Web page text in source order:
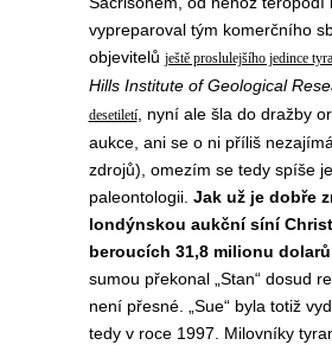
vypreparoval tým komerčního
objevitelů ještě proslulejšího jedince
Hills Institute of Geological
desetiletí, nyní ale šla do dražby
aukce, ani se o ni příliš
zdrojů), omezím se tedy spíše
paleontologii. Jak už je dobře
londýnskou aukční síní
beroucích 31,8 milionu
sumou překonal „Stan“ dosud
není přesné. „Sue“ byla totiž
tedy v roce 1997. Milovníky